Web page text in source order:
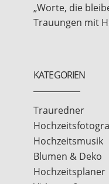
„Worte, die
Trauungen mit
KATEGORIEN
Trauredner
Hochzeitsmusik
Blumen & Deko
Hochzeitsplaner